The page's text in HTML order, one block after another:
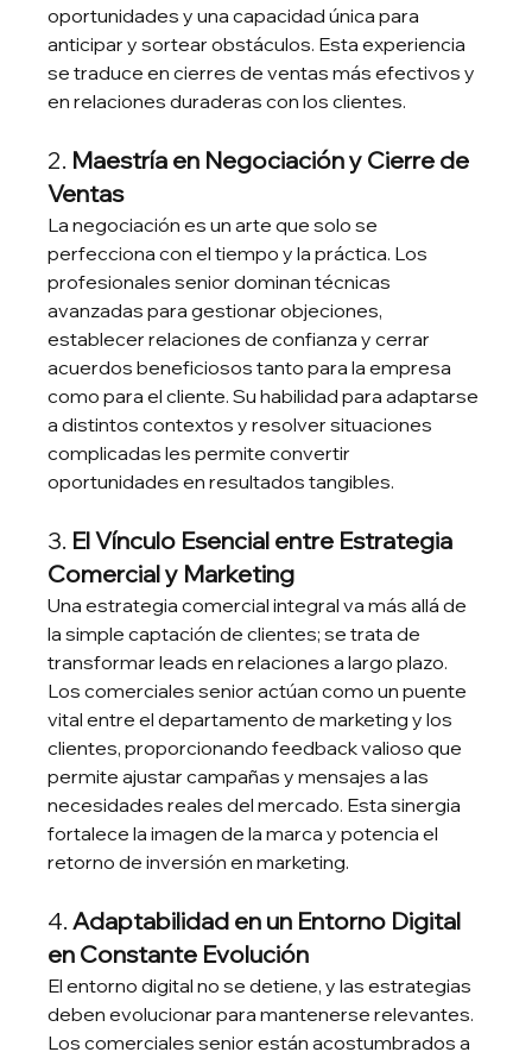
oportunidades y una capacidad única para
anticipar y sortear obstáculos. Esta experiencia
se traduce en cierres de ventas más efectivos y
en relaciones duraderas con los clientes.
2. Maestría en Negociación y Cierre de
Ventas
La negociación es un arte que solo se
perfecciona con el tiempo y la práctica. Los
profesionales senior dominan técnicas
avanzadas para gestionar objeciones,
establecer relaciones de confianza y cerrar
acuerdos beneficiosos tanto para la empresa
como para el cliente. Su habilidad para adaptarse
a distintos contextos y resolver situaciones
complicadas les permite convertir
oportunidades en resultados tangibles.
3. El Vínculo Esencial entre Estrategia
Comercial y Marketing
Una estrategia comercial integral va más allá de
la simple captación de clientes; se trata de
transformar leads en relaciones a largo plazo.
Los comerciales senior actúan como un puente
vital entre el departamento de marketing y los
clientes, proporcionando feedback valioso que
permite ajustar campañas y mensajes a las
necesidades reales del mercado. Esta sinergia
fortalece la imagen de la marca y potencia el
retorno de inversión en marketing.
4. Adaptabilidad en un Entorno Digital
en Constante Evolución
El entorno digital no se detiene, y las estrategias
deben evolucionar para mantenerse relevantes.
Los comerciales senior están acostumbrados a